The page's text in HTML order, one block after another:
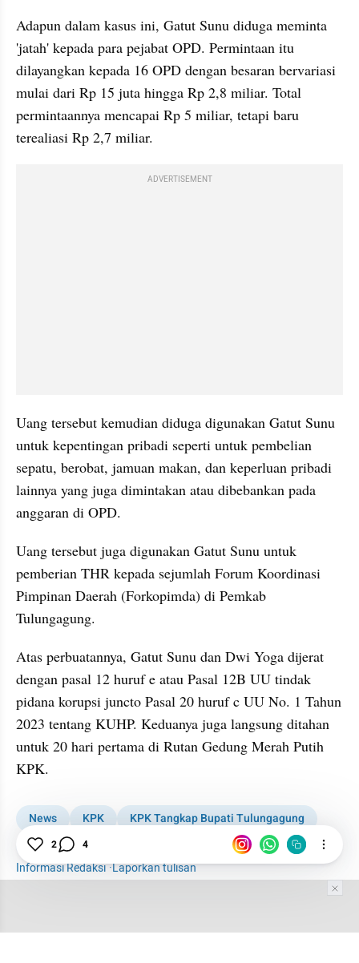
Adapun dalam kasus ini, Gatut Sunu diduga meminta
'jatah' kepada para pejabat OPD. Permintaan itu
dilayangkan kepada 16 OPD dengan besaran bervariasi
mulai dari Rp 15 juta hingga Rp 2,8 miliar. Total
permintaannya mencapai Rp 5 miliar, tetapi baru
terealiasi Rp 2,7 miliar.
ADVERTISEMENT
Uang tersebut kemudian diduga digunakan Gatut Sunu
untuk kepentingan pribadi seperti untuk pembelian
sepatu, berobat, jamuan makan, dan keperluan pribadi
lainnya yang juga dimintakan atau dibebankan pada
anggaran di OPD.
Uang tersebut juga digunakan Gatut Sunu untuk
pemberian THR kepada sejumlah Forum Koordinasi
Pimpinan Daerah (Forkopimda) di Pemkab
Tulungagung.
Atas perbuatannya, Gatut Sunu dan Dwi Yoga dijerat
dengan pasal 12 huruf e atau Pasal 12B UU tindak
pidana korupsi juncto Pasal 20 huruf c UU No. 1 Tahun
2023 tentang KUHP. Keduanya juga langsung ditahan
untuk 20 hari pertama di Rutan Gedung Merah Putih
KPK.
News KPK
KPK Tangkap Bupati Tulungagung
Tulungagung
Informasi Redaksi·Laporkan tulisan
2 4